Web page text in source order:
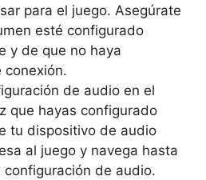
para el juego. Asegúrate
esté configurado
y de que no haya
conexión.
de audio en el
que hayas configurado
tu dispositivo de audio
al juego y navega hasta
configuración de audio.